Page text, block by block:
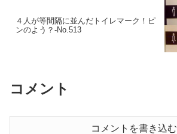
４人が等間隔に並んだトイレマーク！ピ
ンのよう？‐No.513
コメント
コメントを書き込む